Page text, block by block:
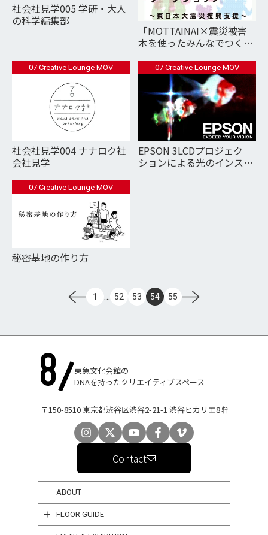
社会社見学005 学研・大人
の科学編集部
「MOTTAINAI×震災被害
木を使ったみんなでつくる
07 Creative Lounge MOV
社会社見学004 ナナロク社
会社見学
07 Creative Lounge MOV
EPSON 3LCDプロジェク
ションによる光のインスタ
07 Creative Lounge MOV
秘密基地の作り方
1 … 52 53 54 55
東急文化会館の
DNAを持ったクリエイティブスペース
〒150-8510 東京都渋谷区渋谷2-21-1 渋谷ヒカリエ8階
Contact
ABOUT
FLOOR GUIDE